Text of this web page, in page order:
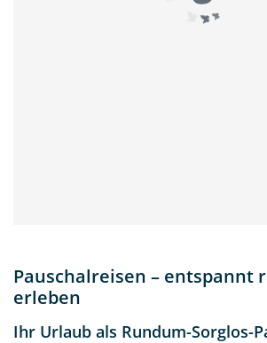
Pauschalreisen – entspannt
erleben
Ihr Urlaub als Rundum-Sorglos-